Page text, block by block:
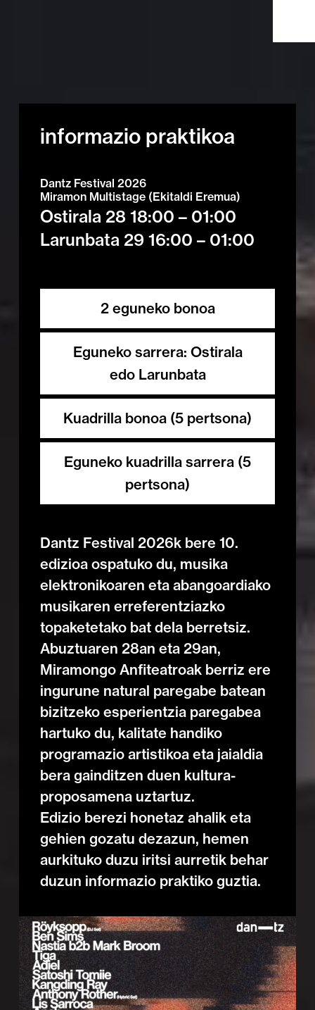
informazio praktikoa
Dantz Festival 2026
Miramon Multistage (Ekitaldi Eremua)
Ostirala 28 18:00 – 01:00
Larunbata 29 16:00 – 01:00
2 eguneko bonoa
Eguneko sarrera: Ostirala
edo Larunbata
Kuadrilla bonoa (5 pertsona)
Eguneko kuadrilla sarrera (5
pertsona)
Dantz Festival 2026k bere 10.
edizioa ospatuko du, musika
elektronikoaren eta abangoardiako
musikaren erreferentziazko
topaketetako bat dela berretsiz.
Abuztuaren 28an eta 29an,
Miramongo Anfiteatroak berriz ere
ingurune natural paregabe batean
bizitzeko esperientzia paregabea
hartuko du, kalitate handiko
programazio artistikoa eta jaialdia
bera gainditzen duen kultura-
proposamena uztartuz.
Edizio berezi honetaz ahalik eta
gehien gozatu dezazun, hemen
aurkituko duzu iritsi aurretik behar
duzun informazio praktiko guztia.